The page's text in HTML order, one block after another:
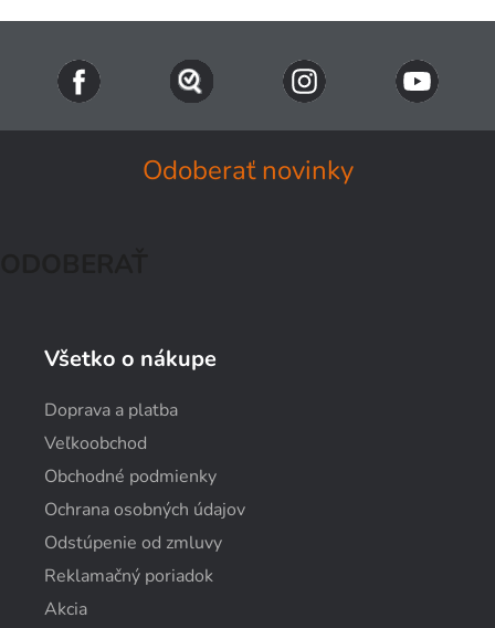
Odoberať novinky
Všetko o nákupe
Doprava a platba
Veľkoobchod
Obchodné podmienky
Ochrana osobných údajov
Odstúpenie od zmluvy
Reklamačný poriadok
Akcia